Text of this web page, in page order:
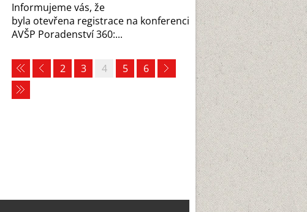
Informujeme vás, že
byla otevřena registrace na konferenci
AVŠP Poradenství 360:...
2 3 4 5 6